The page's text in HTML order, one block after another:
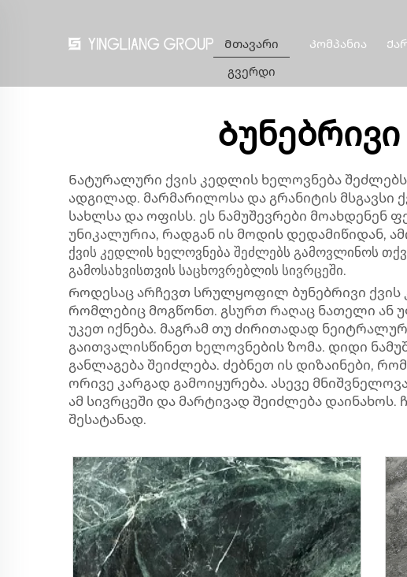
Მთავარი
გვერდი
Კომპანია
Ნატურალური ქვის კედლის ხელოვნება შეძლებს
ადგილად. მარმარილოსა და გრანიტის მსგავსი
სახლსა და ოფისს. ეს ნამუშევრები მოახდენენ
უნიკალურია, რადგან ის მოდის დედამიწიდან,
ქვის კედლის ხელოვნება შეძლებს გამოვლინოს
გამოსახვისთვის საცხოვრებლის სივრცეში.
Როდესაც არჩევთ სრულყოფილ ბუნებრივი
რომლებიც მოგწონთ. გსურთ რაღაც ნათელი ან
უკეთ იქნება. მაგრამ თუ ძირითადად
გაითვალისწინეთ ხელოვნების ზომა. დიდი
განლაგება შეიძლება. ძებნეთ ის დიზაინები,
ორივე კარგად გამოიყურება. ასევე
ამ სივრცეში და მარტივად შეიძლება დაინახოს.
შესატანად.